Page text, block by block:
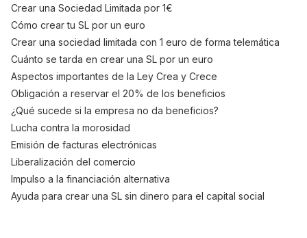
Crear una Sociedad Limitada por 1€
Cómo crear tu SL por un euro
Crear una sociedad limitada con 1 euro de forma telemática
Cuánto se tarda en crear una SL por un euro
Aspectos importantes de la Ley Crea y Crece
Obligación a reservar el 20% de los beneficios
¿Qué sucede si la empresa no da beneficios?
Lucha contra la morosidad
Emisión de facturas electrónicas
Liberalización del comercio
Impulso a la financiación alternativa
Ayuda para crear una SL sin dinero para el capital social